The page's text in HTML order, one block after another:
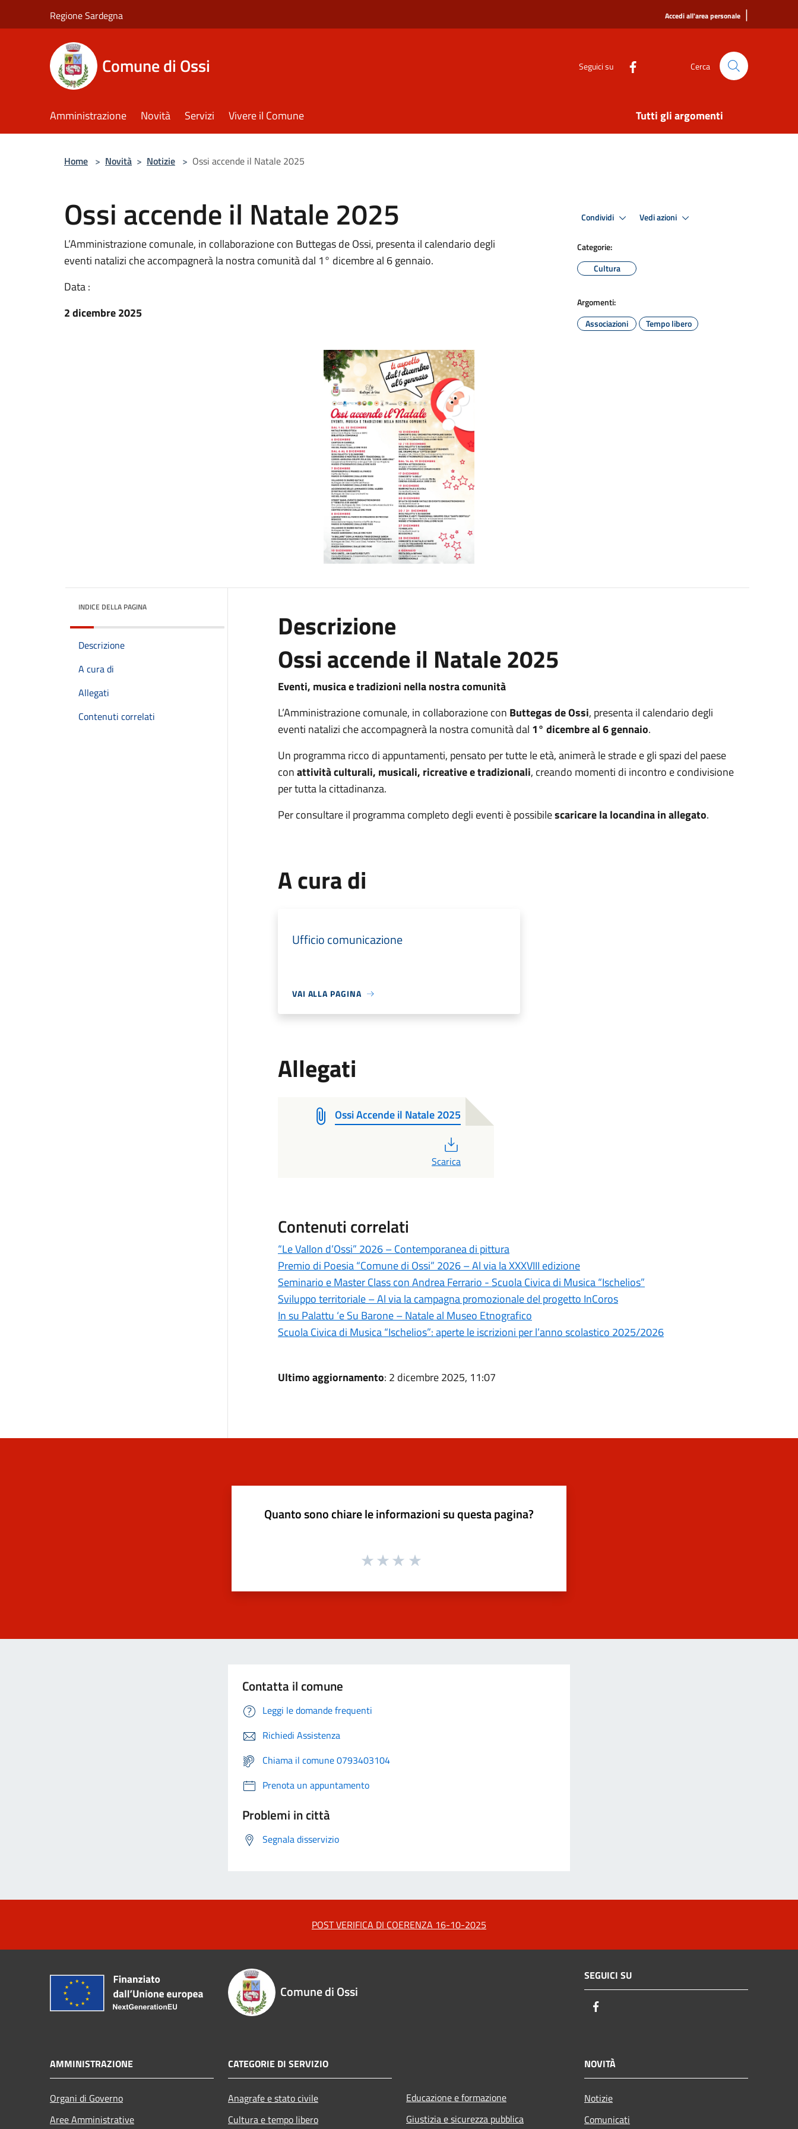
Regione Sardegna Accedi all'area personale |
Comune di Ossi Seguici su Cerca
Amministrazione Novità Servizi Vivere il Comune Tutti gli argomenti
Home > Novità > Notizie > Ossi accende il Natale 2025
Ossi accende il Natale 2025
L’Amministrazione comunale, in collaborazione con Buttegas de Ossi, presenta il calendario degli
eventi natalizi che accompagnerà la nostra comunità dal 1° dicembre al 6 gennaio.
Data :
2 dicembre 2025
Condividi Vedi azioni
Categorie:
Cultura
Argomenti:
Associazioni
Tempo libero
INDICE DELLA PAGINA
Descrizione
A cura di
Allegati
Contenuti correlati
Descrizione
Ossi accende il Natale 2025
Eventi, musica e tradizioni nella nostra comunità
L’Amministrazione comunale, in collaborazione con Buttegas de Ossi, presenta il calendario degli
eventi natalizi che accompagnerà la nostra comunità dal 1° dicembre al 6 gennaio.
Un programma ricco di appuntamenti, pensato per tutte le età, animerà le strade e gli spazi del paese
conattività culturali, musicali, ricreative e tradizionali, creando momenti di incontro e condivisione
per tutta la cittadinanza.
Per consultare il programma completo degli eventi è possibilescaricare la locandina in allegato.
A cura di
Ufficio comunicazione
VAI ALLA PAGINA
Allegati
Ossi Accende il Natale 2025
Scarica
Contenuti correlati
“Le Vallon d’Ossi” 2026 – Contemporanea di pittura
Premio di Poesia “Comune di Ossi” 2026 – Al via la XXXVIII edizione
Seminario e Master Class con Andrea Ferrario - Scuola Civica di Musica “Ischelios”
Sviluppo territoriale – Al via la campagna promozionale del progetto InCoros
In su Palattu ‘e Su Barone – Natale al Museo Etnografico
Scuola Civica di Musica “Ischelios”: aperte le iscrizioni per l’anno scolastico 2025/2026
Ultimo aggiornamento: 2 dicembre 2025, 11:07
Quanto sono chiare le informazioni su questa pagina?
Contatta il comune
Leggi le domande frequenti
Richiedi Assistenza
Chiama il comune 0793403104
Prenota un appuntamento
Problemi in città
Segnala disservizio
POST VERIFICA DI COERENZA 16-10-2025
Comune di Ossi
SEGUICI SU
AMMINISTRAZIONE
Organi di Governo
Aree Amministrative
CATEGORIE DI SERVIZIO
Anagrafe e stato civile
Cultura e tempo libero
Educazione e formazione
Giustizia e sicurezza pubblica
NOVITÀ
Notizie
Comunicati